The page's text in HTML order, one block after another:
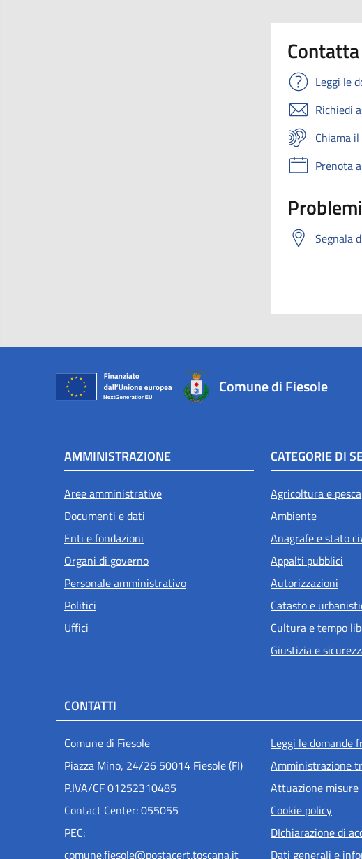
Leggi le
Richiedi
Chiama
Prenota
Segnala
Comune di Fiesole
AMMINISTRAZIONE
Aree amministrative
Documenti e dati
Enti e fondazioni
Organi di governo
Personale amministrativo
Politici
Uffici
CATEGORIE DI
Agricoltura e pesca
Ambiente
Anagrafe e stato
Appalti pubblici
Autorizzazioni
Catasto e
Cultura e tempo
Giustizia e
CONTATTI
Comune di Fiesole
Piazza Mino, 24/26 50014 Fiesole (FI)
P.IVA/CF 01252310485
Contact Center: 055055
PEC:
comune.fiesole@postacert.toscana.it
Menu
Leggi le domande
Amministrazione
Attuazione misure
Cookie policy
DIchiarazione di
Dati generali e